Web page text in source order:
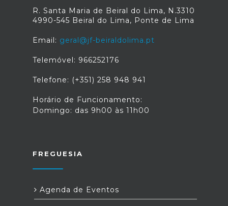
R. Santa Maria de Beiral do Lima, N.3310
4990-545 Beiral do Lima, Ponte de Lima
Email: geral@jf-beiraldolima.pt
Telemóvel: 966252176
Telefone: (+351) 258 948 941
Horário de Funcionamento:
Domingo: das 9h00 às 11h00
FREGUESIA
Agenda de Eventos